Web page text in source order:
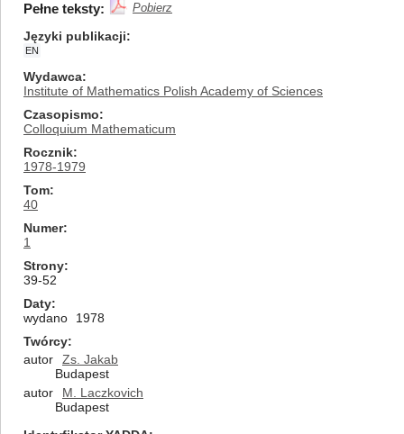
Pełne teksty: Pobierz
Języki publikacji
EN
Wydawca
Institute of Mathematics Polish Academy of Sciences
Czasopismo
Colloquium Mathematicum
Rocznik
1978-1979
Tom
40
Numer
1
Strony
39-52
Daty
wydano
1978
Twórcy
autor
Zs. Jakab
Budapest
autor
M. Laczkovich
Budapest